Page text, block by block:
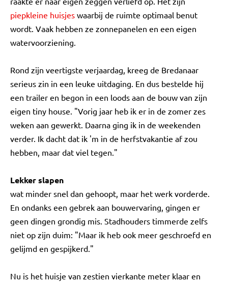
piepkleine huisjes waarbij de ruimte optimaal benut
wordt. Vaak hebben ze zonnepanelen en een eigen
watervoorziening.
Rond zijn veertigste verjaardag, kreeg de Bredanaar
serieus zin in een leuke uitdaging. En dus bestelde hij
een trailer en begon in een loods aan de bouw van zijn
eigen tiny house. "Vorig jaar heb ik er in de zomer zes
weken aan gewerkt. Daarna ging ik in de weekenden
verder. Ik dacht dat ik 'm in de herfstvakantie af zou
hebben, maar dat viel tegen."
Lekker slapen
wat minder snel dan gehoopt, maar het werk vorderde.
En ondanks een gebrek aan bouwervaring, gingen er
geen dingen grondig mis. Stadhouders timmerde zelfs
niet op zijn duim: "Maar ik heb ook meer geschroefd en
gelijmd en gespijkerd."
Nu is het huisje van zestien vierkante meter klaar en